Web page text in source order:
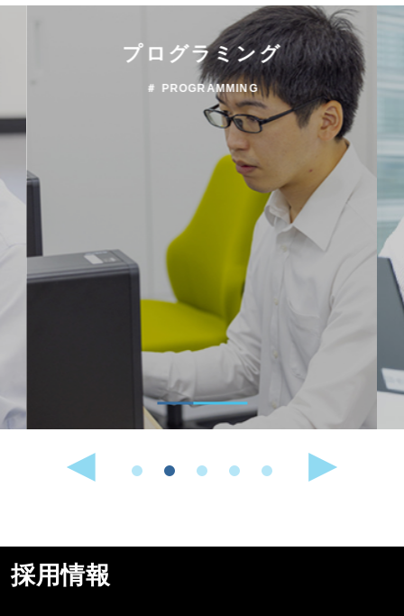
プログラミング
＃ PROGRAMMING
採用情報